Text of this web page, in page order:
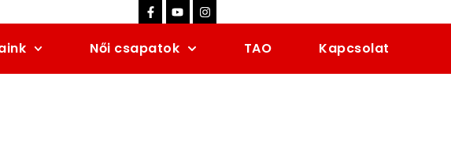
Női csapatok TAO Kapcsolat